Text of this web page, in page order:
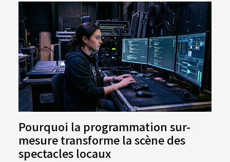
Pourquoi la programmation sur-
mesure transforme la scène des
spectacles locaux